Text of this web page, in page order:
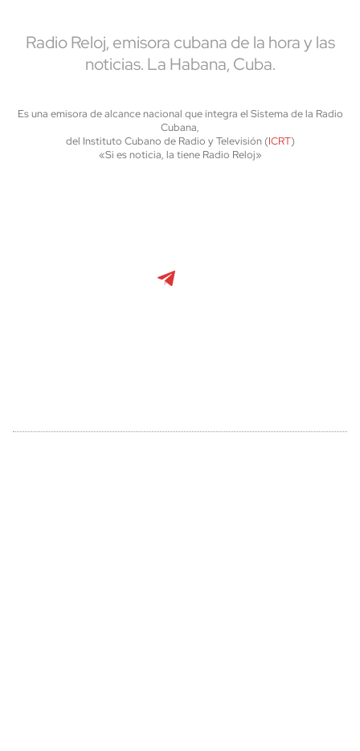
Radio Reloj, emisora cubana de la hora y las
noticias. La Habana, Cuba.
Es una emisora de alcance nacional que integra el Sistema de la Radio
Cubana,
del Instituto Cubano de Radio y Televisión (ICRT)
«Si es noticia, la tiene Radio Reloj»